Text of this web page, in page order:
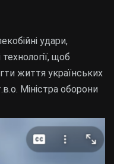
удари,
щоб
життя українських
Міністра оборони